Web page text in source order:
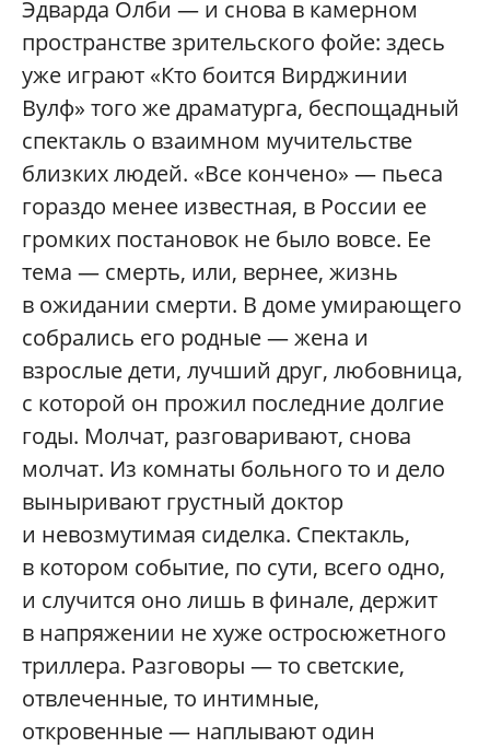
Эдварда Олби — и снова в камерном
пространстве зрительского фойе: здесь
уже играют «Кто боится Вирджинии
Вулф» того же драматурга, беспощадный
спектакль о взаимном мучительстве
близких людей. «Все кончено» — пьеса
гораздо менее известная, в России ее
громких постановок не было вовсе. Ее
тема — смерть, или, вернее, жизнь
в ожидании смерти. В доме умирающего
собрались его родные — жена и
взрослые дети, лучший друг, любовница,
с которой он прожил последние долгие
годы. Молчат, разговаривают, снова
молчат. Из комнаты больного то и дело
выныривают грустный доктор
и невозмутимая сиделка. Спектакль,
в котором событие, по сути, всего одно,
и случится оно лишь в финале, держит
в напряжении не хуже остросюжетного
триллера. Разговоры — то светские,
отвлеченные, то интимные,
откровенные — наплывают один